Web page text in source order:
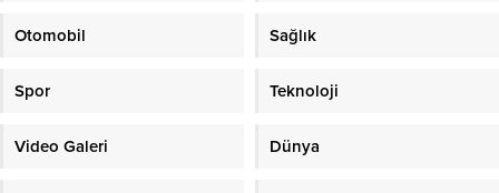
Otomobil Sağlık
Spor Teknoloji
Video Galeri Dünya